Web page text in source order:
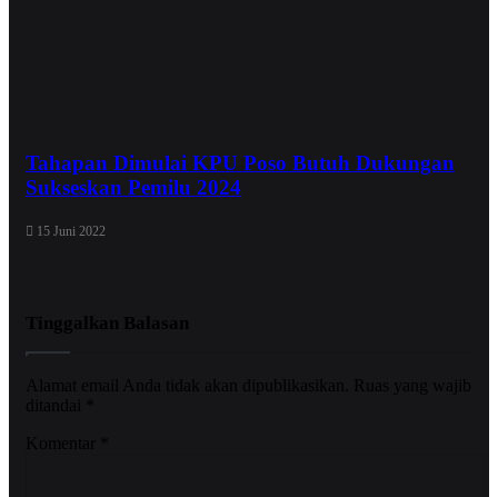
Tahapan Dimulai KPU Poso Butuh Dukungan
Sukseskan Pemilu 2024
15 Juni 2022
Tinggalkan Balasan
Alamat email Anda tidak akan dipublikasikan.
Ruas yang wajib
ditandai
Komentar